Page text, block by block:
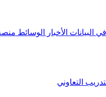
البيانات الأخبار الوسائط
التعاوني